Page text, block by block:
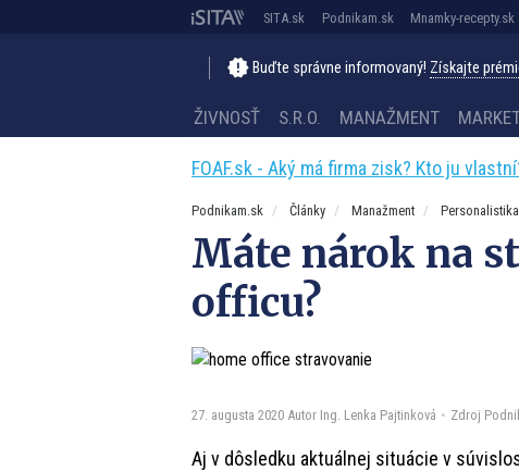
SITA.sk Podnikam.sk Mnamky-recepty.sk
Buďte správne informovaný! Získajte
ŽIVNOSŤ S.R.O. MANAŽMENT
FOAF.sk - Aký má firma zisk? Kto ju
Podnikam.sk Články Manažment Personalistika
Máte nárok na
officu?
27. augusta 2020 Autor Ing. Lenka Pajtinková Zdroj
Aj v dôsledku aktuálnej situácie v